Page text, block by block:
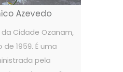
Azevedo
Cidade Ozanam,
1959. É uma
pela